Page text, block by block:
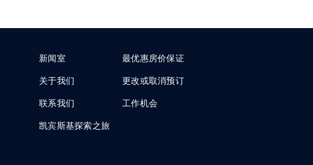
新闻室
关于我们
联系我们
凯宾斯基探索之旅
最优惠房价保证
更改或取消预订
工作机会